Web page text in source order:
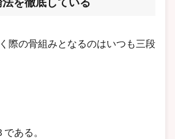
を徹底している
際の骨組みとなるのはいつも三段
である。